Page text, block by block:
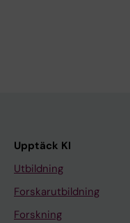
Upptäck KI
Utbildning
Forskarutbildning
Forskning